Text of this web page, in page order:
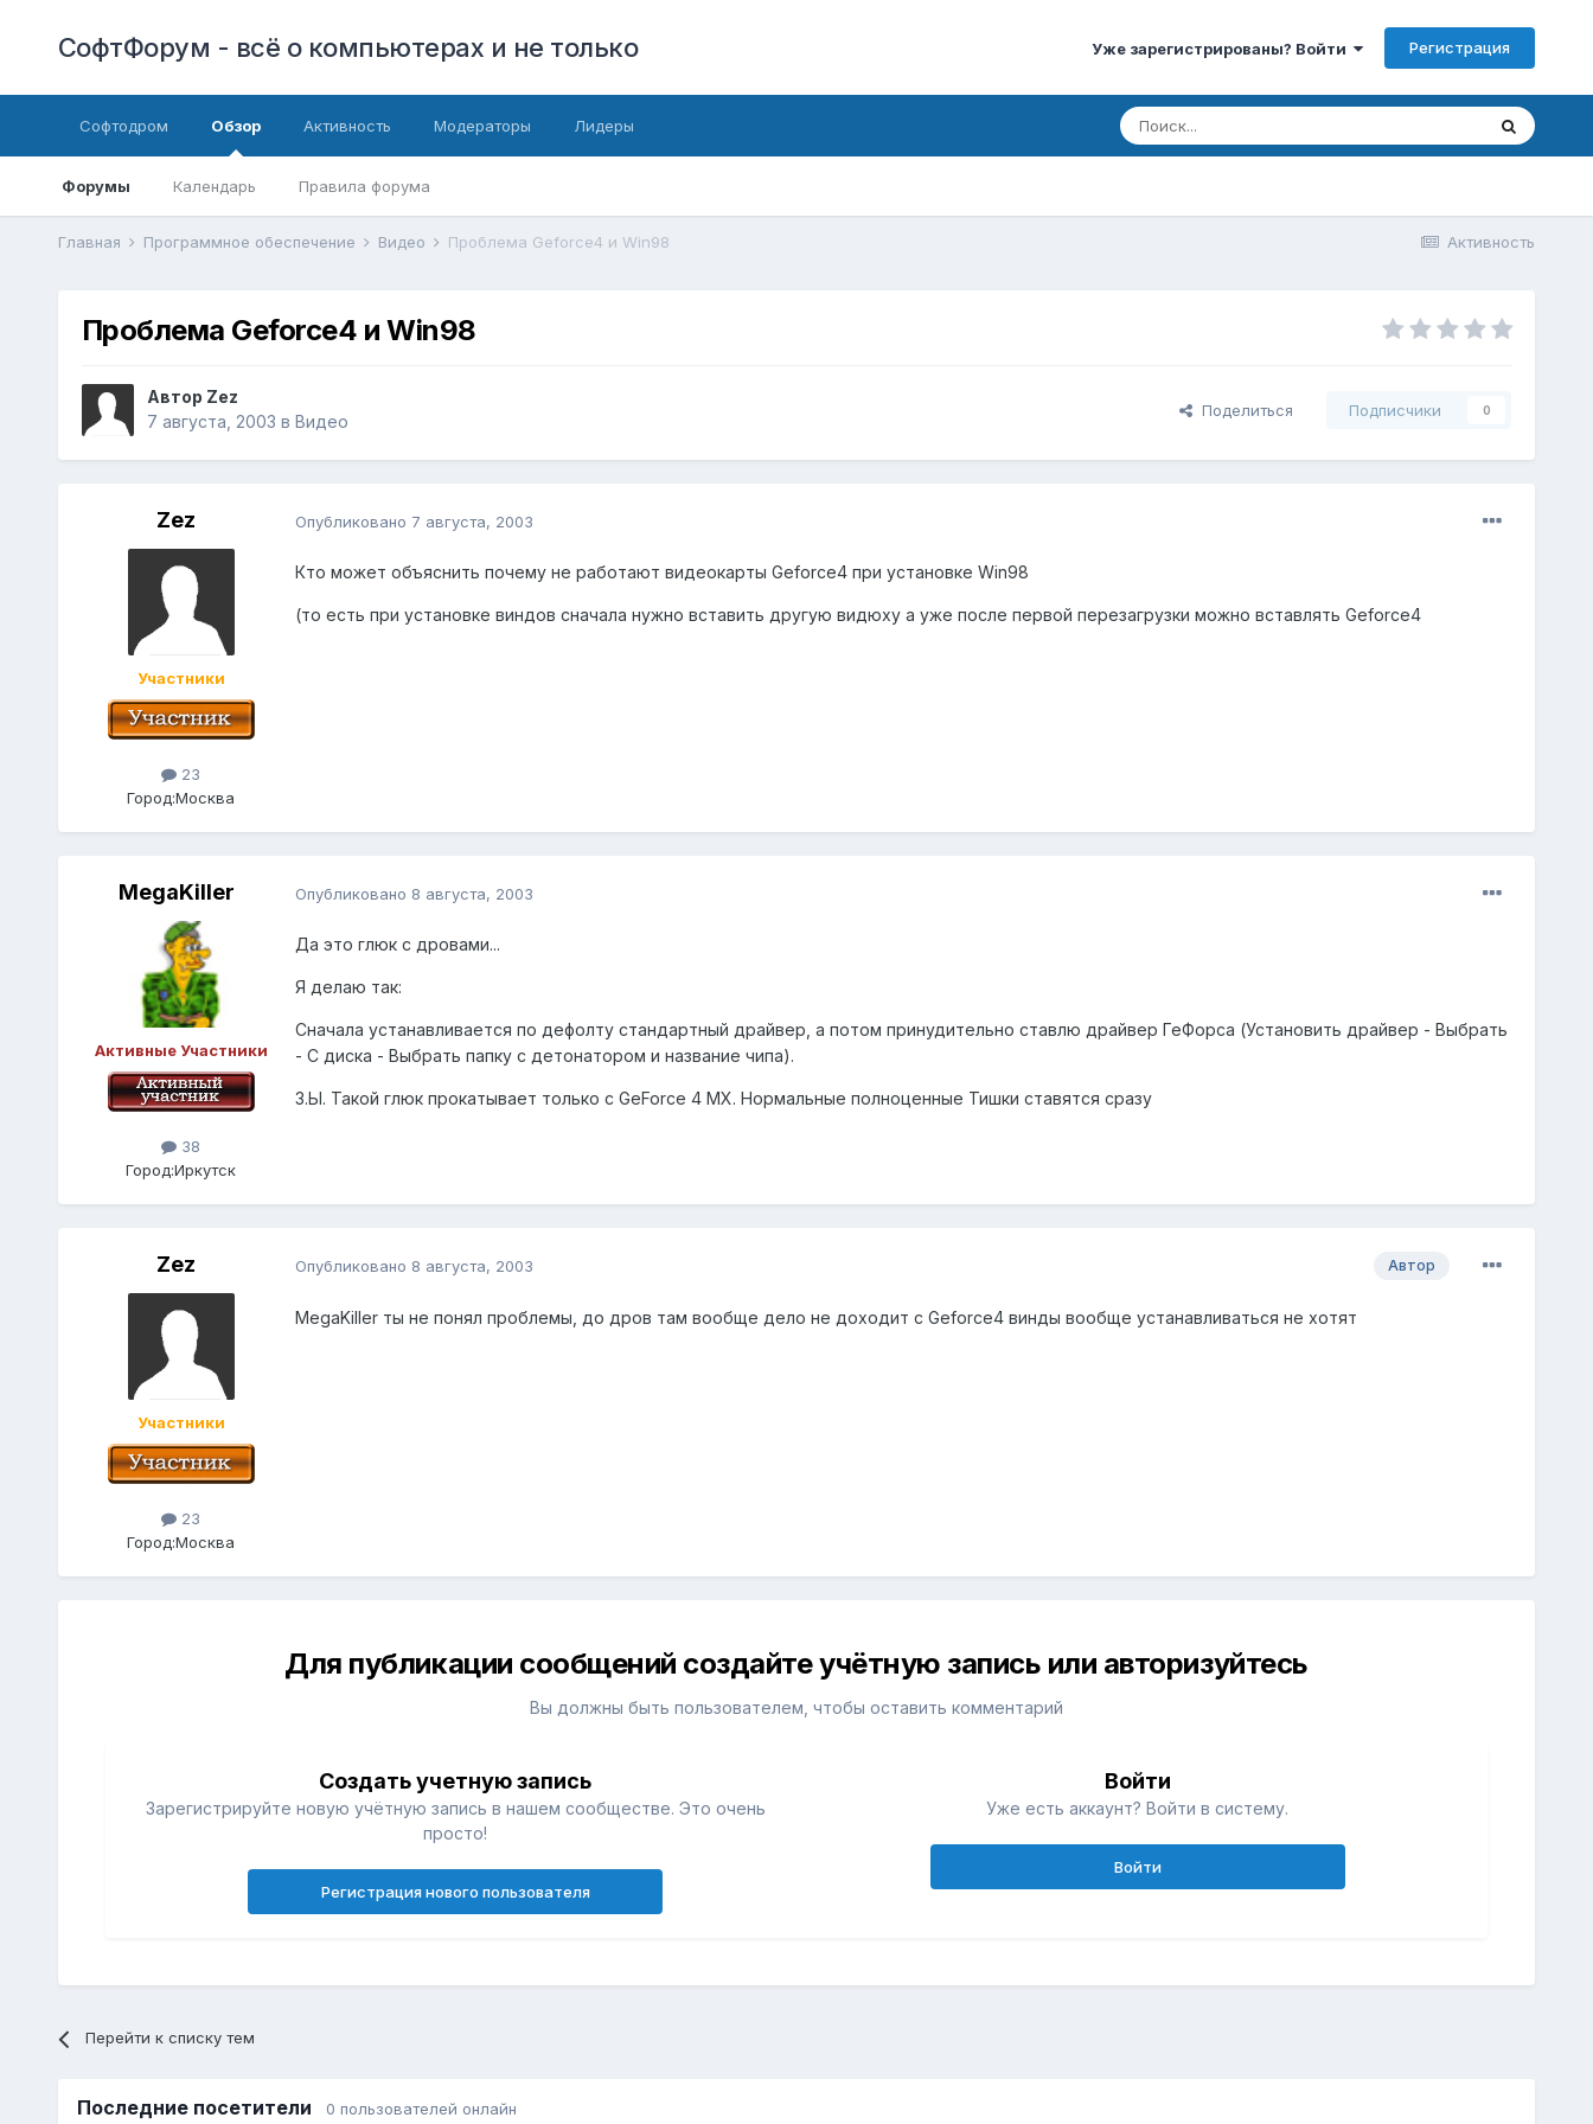
СофтФорум - всё о компьютерах и не только Уже зарегистрированы? Войти Регистрация
Софтодром Обзор
Форумы Календарь Правила форума
Активность Модераторы Лидеры
Активность
Главная Программное обеспечение Видео Проблема Geforce4 и Win98
Проблема Geforce4 и Win98
Автор Zez
7 августа, 2003 в Видео
Поделиться Подписчики 0
Zez
Участники
23
Город:Москва
Опубликовано 7 августа, 2003
Кто может объяснить почему не работают видеокарты Geforce4 при установке Win98
(то есть при установке виндов сначала нужно вставить другую видюху а уже после первой перезагрузки можно вставлять Geforce4
MegaKiller
Активные Участники
38
Город:Иркутск
Опубликовано 8 августа, 2003
Да это глюк с дровами...
Я делаю так:
Сначала устанавливается по дефолту стандартный драйвер, а потом принудительно ставлю драйвер ГеФорса (Установить драйвер - Выбрать
- С диска - Выбрать папку с детонатором и название чипа).
З.Ы. Такой глюк прокатывает только с GeForce 4 MX. Нормальные полноценные Тишки ставятся сразу
Zez
Участники
23
Город:Москва
Автор
Опубликовано 8 августа, 2003
MegaKiller ты не понял проблемы, до дров там вообще дело не доходит с Geforce4 винды вообще устанавливаться не хотят
Для публикации сообщений создайте учётную запись или авторизуйтесь
Вы должны быть пользователем, чтобы оставить комментарий
Создать учетную запись
Зарегистрируйте новую учётную запись в нашем сообществе. Это очень
просто!
Регистрация нового пользователя
Войти
Уже есть аккаунт? Войти в систему.
Войти
Перейти к списку тем
Последние посетители 0 пользователей онлайн